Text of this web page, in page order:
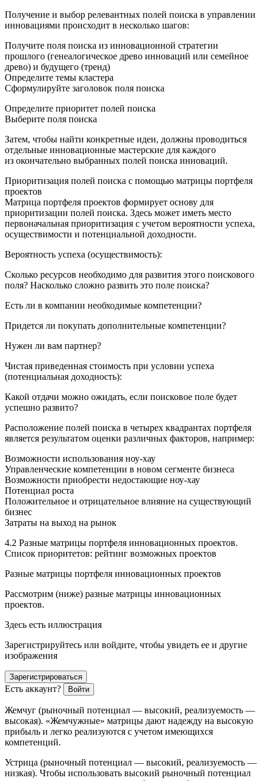
Получение и выбор релевантных полей поиска в управлении
инновациями происходит в несколько шагов:
Получите поля поиска из инновационной стратегии
прошлого (генеалогическое древо инноваций или семейное
древо) и будущего (тренд)
Определите темы кластера
Сформулируйте заголовок поля поиска
Определите приоритет полей поиска
Выберите поля поиска
Затем, чтобы найти конкретные идеи, должны проводиться
отдельные инновационные мастерские для каждого
из окончательно выбранных полей поиска инноваций.
Приоритизация полей поиска с помощью матрицы портфеля
проектов
Матрица портфеля проектов формирует основу для
приоритизации полей поиска. Здесь может иметь место
первоначальная приоритизация с учетом вероятности успеха,
осуществимости и потенциальной доходности.
Вероятность успеха (осуществимость):
Сколько ресурсов необходимо для развития этого поискового
поля? Насколько сложно развить это поле поиска?
Есть ли в компании необходимые компетенции?
Придется ли покупать дополнительные компетенции?
Нужен ли вам партнер?
Чистая приведенная стоимость при условии успеха
(потенциальная доходность):
Какой отдачи можно ожидать, если поисковое поле будет
успешно развито?
Расположение полей поиска в четырех квадрантах портфеля
является результатом оценки различных факторов, например:
Возможности использования ноу-хау
Управленческие компетенции в новом сегменте бизнеса
Возможности приобрести недостающие ноу-хау
Потенциал роста
Положительное и отрицательное влияние на существующий
бизнес
Затраты на выход на рынок
4.2 Разные матрицы портфеля инновационных проектов.
Список приоритетов: рейтинг возможных проектов
Разные матрицы портфеля инновационных проектов
Рассмотрим (ниже) разные матрицы инновационных
проектов.
Здесь есть иллюстрация
Зарегистрируйтесь или войдите, чтобы увидеть ее и другие
изображения
Зарегистрироваться
Есть аккаунт? Войти
Жемчуг (рыночный потенциал — высокий, реализуемость —
высокая). «Жемчужные» матрицы дают надежду на высокую
прибыль и легко реализуются с учетом имеющихся
компетенций.
Устрица (рыночный потенциал — высокий, реализуемость —
низкая). Чтобы использовать высокий рыночный потенциал